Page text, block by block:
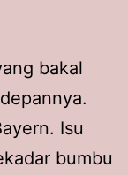
bakal
Isu
bumbu